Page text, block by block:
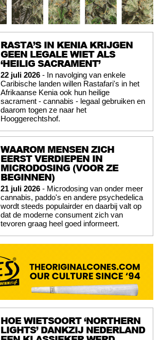
RASTA’S IN KENIA KRIJGEN
GEEN LEGALE WIET ALS
‘HEILIG SACRAMENT’
22 juli 2026 - In navolging van enkele
Caribische landen willen Rastafari's in het
Afrikaanse Kenia ook hun heilige
sacrament - cannabis - legaal gebruiken en
daarom togen ze naar het
Hooggerechtshof.
WAAROM MENSEN ZICH
EERST VERDIEPEN IN
MICRODOSING (VOOR ZE
BEGINNEN)
21 juli 2026 - Microdosing van onder meer
cannabis, paddo's en andere psychedelica
wordt steeds populairder en daarbij valt op
dat de moderne consument zich van
tevoren graag heel goed informeert.
HOE WIETSOORT ‘NORTHERN
LIGHTS’ DANKZIJ NEDERLAND